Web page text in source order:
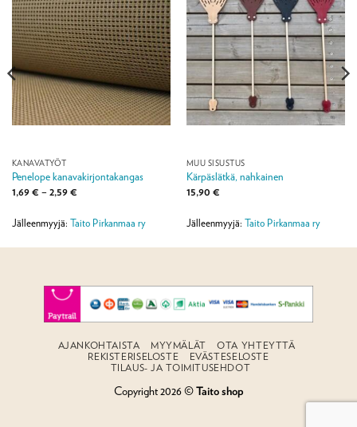
KANAVATYÖT
Penelope kanavakirjontakangas
1,69€ – 2,59€Hintaluokka:
2,59 €
Jälleenmyyjä: Taito Pirkanmaa ry
MUU SISUSTUS
Kärpäslätkä, nahkainen
15,90 €
Jälleenmyyjä: Taito Pirkanmaa ry
AJANKOHTAISTA MYYMÄLÄT
OTA YHTEYTTÄ
REKISTERISELOSTE
EVÄSTESELOSTE
TILAUS- JA TOIMITUSEHDOT
Copyright 2026 ©Taito shop